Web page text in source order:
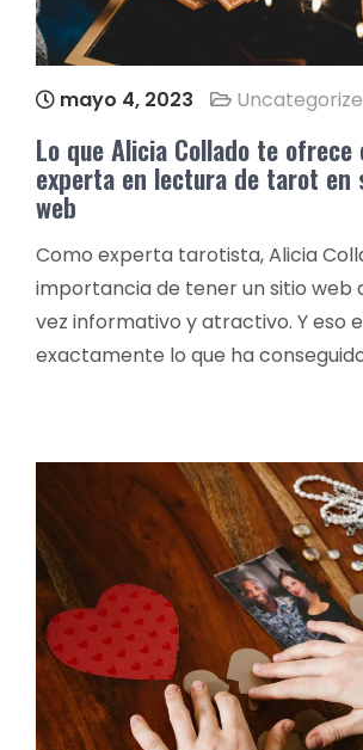
mayo 4, 2023
Lo que Alicia Collado te ofrece
experta en lectura de tarot en
web
Como experta tarotista, Alicia
importancia de tener un sitio web
vez informativo y atractivo. Y eso
exactamente lo que ha